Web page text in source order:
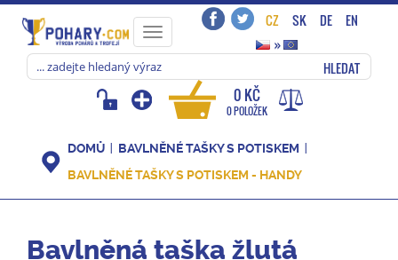
Toggle
navigation
CZ SK DE
EN
»
HLEDAT
0 KČ
0 POLOŽEK
DOMŮ
BAVLNĚNÉ TAŠKY S POTISKEM
BAVLNĚNÉ TAŠKY S POTISKEM - HANDY
Bavlněná taška žlutá